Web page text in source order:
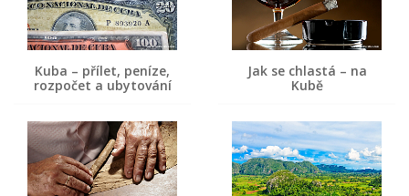
Kuba – přílet, peníze,
rozpočet a ubytování
Jak se chlastá – na
Kubě